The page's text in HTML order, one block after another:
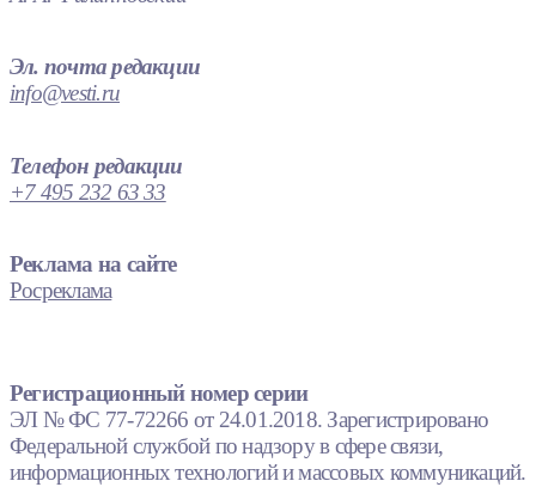
Эл. почта редакции
info@vesti.ru
Телефон редакции
+7 495 232 63 33
Реклама на сайте
Росреклама
Регистрационный номер серии
ЭЛ № ФС 77-72266 от 24.01.2018. Зарегистрировано
Федеральной службой по надзору в сфере связи,
информационных технологий и массовых коммуникаций.